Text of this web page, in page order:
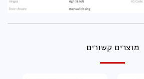
מוצרים קשורים